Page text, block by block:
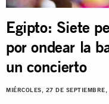
Egipto: Siete
por ondear la
un concierto
MIÉRCOLES, 27 DE